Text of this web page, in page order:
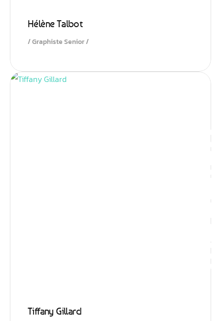
Hélène Talbot
Graphiste Senior
Tiffany Gillard